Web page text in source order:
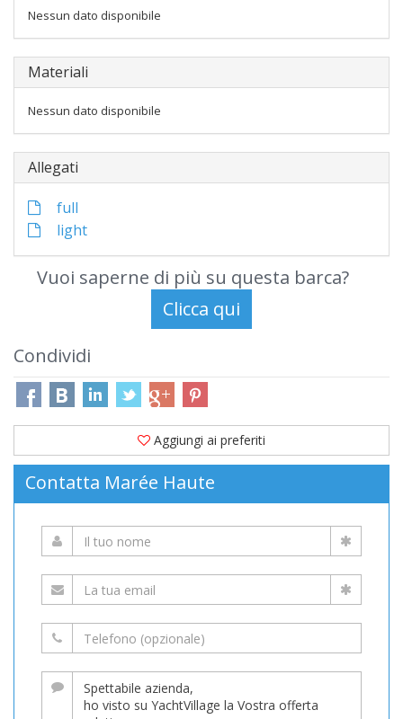
Nessun dato disponibile
Materiali
Nessun dato disponibile
Allegati
full
light
Vuoi saperne di più su questa barca?
Condividi
Aggiungi ai preferiti
Contatta Marée Haute